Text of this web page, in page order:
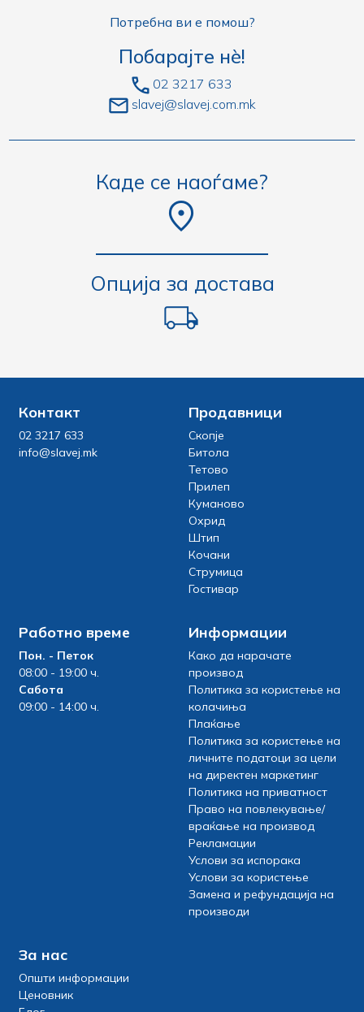
Потребна ви е помош?
Побарајте нè!
02 3217 633
slavej@slavej.com.mk
Каде се наоѓаме?
Опција за достава
Контакт
02 3217 633
info@slavej.mk
Продавници
Скопје
Битола
Тетово
Прилеп
Куманово
Охрид
Штип
Кочани
Струмица
Гостивар
Работно време
Пон. - Петок
08:00 - 19:00 ч.
Сабота
09:00 - 14:00 ч.
Информации
Како да нарачате
производ
Политика за користење на
колачиња
Плаќање
Политика за користење на
личните податоци за цели
на директен маркетинг
Политика на приватност
Право на повлекување/
враќање на производ
Рекламации
Услови за испорака
Услови за користење
Замена и рефундација на
производи
За нас
Општи информации
Ценовник